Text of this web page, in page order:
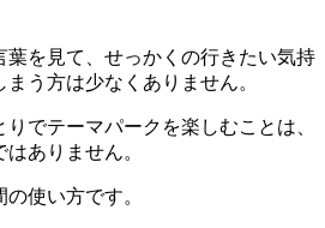
葉を見て、せっかくの行きたい気持
う方は少なくありません。
でテーマパークを楽しむことは、
ありません。
使い方です。